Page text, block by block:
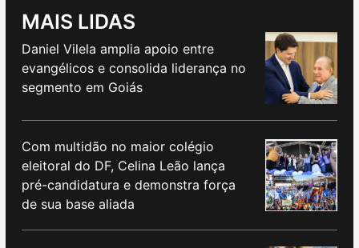
MAIS LIDAS
Daniel Vilela amplia apoio entre
evangélicos e consolida liderança no
segmento em Goiás
Com multidão no maior colégio
eleitoral do DF, Celina Leão lança
pré-candidatura e demonstra força
de sua base aliada